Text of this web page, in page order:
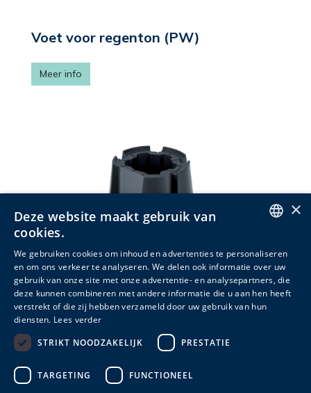
Voet voor regenton (PW)
Meer info
Voet PWA440-reeks
Meer info
DUTCH
FRENCH
×
Deze website maakt gebruik van
cookies.
We gebruiken cookies om inhoud en advertenties te personaliseren
en om ons verkeer te analyseren. We delen ook informatie over uw
gebruik van onze site met onze advertentie- en analysepartners, die
deze kunnen combineren met andere informatie die u aan hen heeft
verstrekt of die zij hebben verzameld door uw gebruik van hun
diensten. Lees verder
STRIKT NOODZAKELIJK
PRESTATIE
TARGETING FUNCTIONEEL